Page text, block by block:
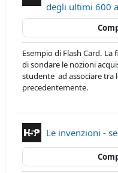
degli ultimi 600
Esempio di Flash Card.
di sondare le nozioni
studente ad associare
precedentemente.
Le invenzioni -